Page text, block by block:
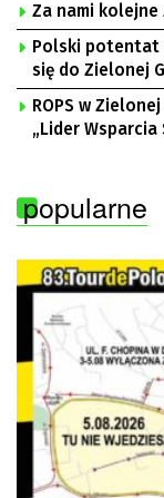
Za nami
Polski potentat
się do Zielonej
ROPS w
„Lider Wsparcia
popularne